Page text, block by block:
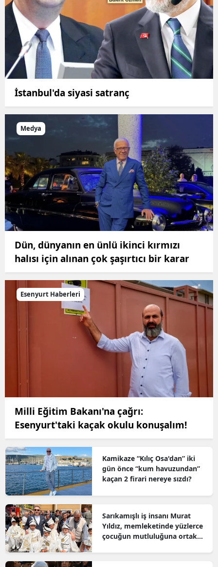
İstanbul'da siyasi satranç
Medya
Dün, dünyanın en ünlü ikinci kırmızı
halısı için alınan çok şaşırtıcı bir karar
Esenyurt Haberleri
Milli Eğitim Bakanı'na çağrı:
Esenyurt'taki kaçak okulu konuşalım!
Kamikaze “Kılıç Osa'dan” iki
gün önce “kum havuzundan”
kaçan 2 firari nereye sızdı?
Sarıkamışlı iş insanı Murat
Yıldız, memleketinde yüzlerce
çocuğun mutluluğuna ortak